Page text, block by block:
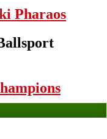
Pharaos